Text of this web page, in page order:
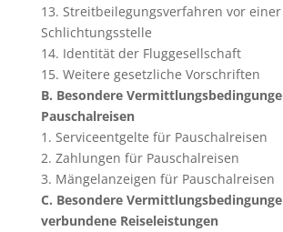
13. Streitbeilegungsverfahren vor
Schlichtungsstelle
14. Identität der Fluggesellschaft
15. Weitere gesetzliche Vorschriften
B. Besondere
Pauschalreisen
1. Serviceentgelte für Pauschalreisen
2. Zahlungen für Pauschalreisen
3. Mängelanzeigen für Pauschalreisen
C. Besondere
verbundene Reiseleistungen